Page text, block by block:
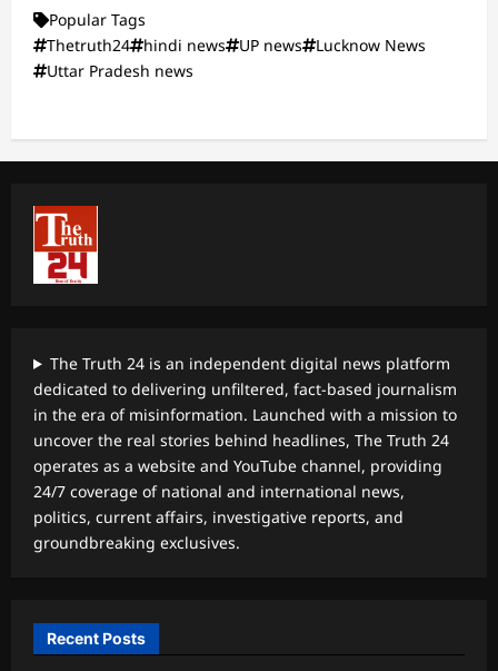
Popular Tags
Thetruth24
hindi news UP news
Lucknow News
Uttar Pradesh news
The Truth 24 is an independent digital news platform
dedicated to delivering unfiltered, fact-based journalism
in the era of misinformation. Launched with a mission to
uncover the real stories behind headlines, The Truth 24
operates as a website and YouTube channel, providing
24/7 coverage of national and international news,
politics, current affairs, investigative reports, and
groundbreaking exclusives.
Recent Posts